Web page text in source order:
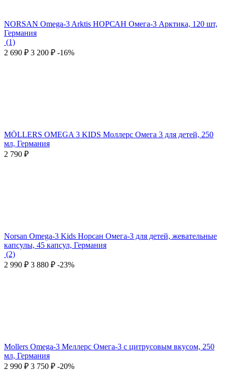
NORSAN Omega-3 Arktis НОРСАН Омега-3 Арктика, 120 шт,
Германия
(1)
2 690 ₽ 3 200 ₽ -16%
MÖLLERS OMEGA 3 KIDS Моллерс Омега 3 для детей, 250
мл, Германия
2 790 ₽
Norsan Omega-3 Kids Норсан Омега-3 для детей, жевательные
капсулы, 45 капсул, Германия
(2)
2 990 ₽ 3 880 ₽ -23%
Mollers Omega-3 Меллерс Омега-3 с цитрусовым вкусом, 250
мл, Германия
2 990 ₽ 3 750 ₽ -20%